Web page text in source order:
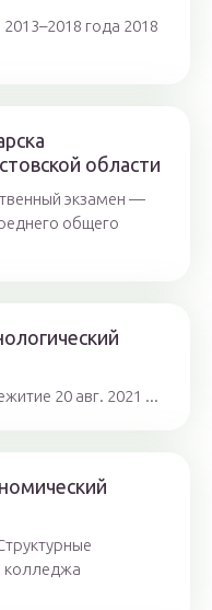
года 2018
области
экзамен —
общего
20 авг. 2021 ...
колледжа